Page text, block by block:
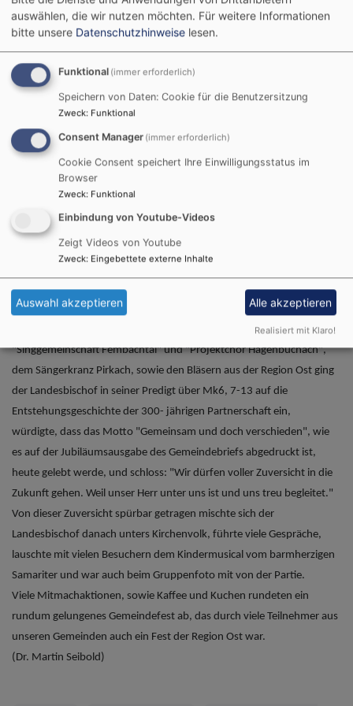
Bildrechte Michael Dibowski
Hagenbüchach und
Festwochendende ein.
das Ensemble Viva Voce die
Besucher des bis zum letzten Platz gefüllten Festzelts in Pirkach
begeistert. Mit der Stimme als alleinigem Instrument, trugen die A
von Heavy Metal über Anklänge von Opernarien bis zu besinnlich-
nachdenklichen Liedern reichte. Ein unvergesslicher Abend für alle
Ebenso unvergesslich dann der Festgottesdienst mit Landesbischof
Dr. Heinrich Bedford-Strohm als Prediger am Sonntagmorgen.
Umrahmt von Kirchenband, dem gemeinsamen Chor aus
"Singgemeinschaft Fembachtal" und "Projektchor Hagenbüchach",
dem Sängerkranz Pirkach, sowie den Bläsern aus der Region Ost ging
der Landesbischof in seiner Predigt über Mk6, 7-13 auf die
Entstehungsgeschichte der 300- jährigen Partnerschaft ein,
würdigte, dass das Motto "Gemeinsam und doch verschieden", wie
es auf der Jubiläumsausgabe des Gemeindebriefs abgedruckt ist,
heute gelebt werde, und schloss: "Wir dürfen voller Zuversicht in die
Zukunft gehen. Weil unser Herr unter uns ist und uns treu begleitet."
Von dieser Zuversicht spürbar getragen mischte sich der
Landesbischof danach unters Kirchenvolk, führte viele Gespräche,
lauschte mit vielen Besuchern dem Kindermusical vom barmherzigen
Samariter und war auch beim Gruppenfoto mit von der Partie.
Viele Mitmachaktionen, sowie Kaffee und Kuchen rundeten ein
rundum gelungenes Gemeindefest ab, das durch viele Teilnehmer aus
unseren Gemeinden auch ein Fest der Region Ost war.
(Dr. Martin Seibold)
auswählen, die wir nutzen möchten. Für weitere Informationen
bitte unsere Datenschutzhinweise lesen.
Funktional (immer erforderlich)
Speichern von Daten: Cookie für die Benutzersitzung
Zweck: Funktional
Consent Manager (immer erforderlich)
Cookie Consent speichert Ihre Einwilligungsstatus im
Browser
Zweck: Funktional
Einbindung von Youtube-Videos
Zeigt Videos von Youtube
Zweck: Eingebettete externe Inhalte
Auswahl akzeptieren Alle akzeptieren
Realisiert mit Klaro!